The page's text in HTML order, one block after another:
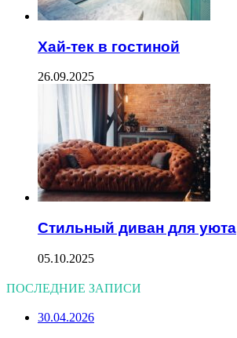
Хай-тек в гостиной
26.09.2025
Стильный диван для уюта
05.10.2025
ПОСЛЕДНИЕ ЗАПИСИ
30.04.2026